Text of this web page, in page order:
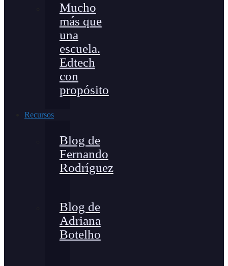
Mucho
más que
una
escuela.
Edtech
con
propósito
Recursos
Blog de
Fernando
Rodríguez
Blog de
Adriana
Botelho